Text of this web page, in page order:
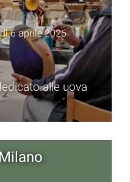
6 aprile 2026
alle uova